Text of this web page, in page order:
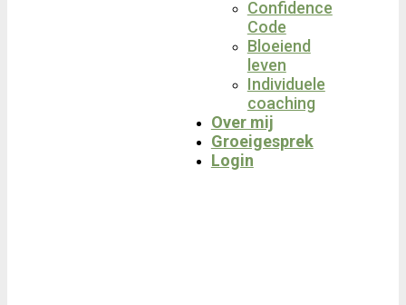
Confidence
Code
Bloeiend
leven
Individuele
coaching
Over mij
Groeigesprek
Login